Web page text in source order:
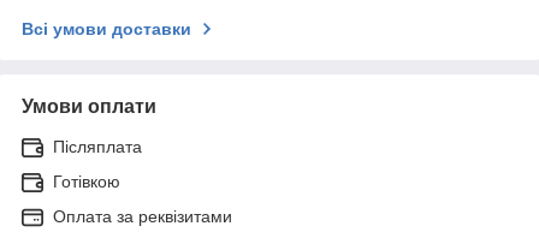
Всі умови доставки
Умови оплати
Післяплата
Готівкою
Оплата за реквізитами